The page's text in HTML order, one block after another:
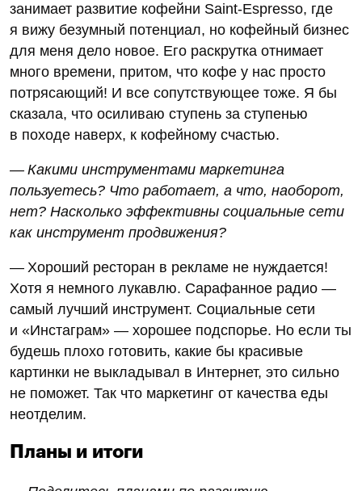
занимает развитие кофейни Saint-Espresso, где
я вижу безумный потенциал, но кофейный бизнес
для меня дело новое. Его раскрутка отнимает
много времени, притом, что кофе у нас просто
потрясающий! И все сопутствующее тоже. Я бы
сказала, что осиливаю ступень за ступенью
в походе наверх, к кофейному счастью.
— Какими инструментами маркетинга
пользуетесь? Что работает, а что, наоборот,
нет? Насколько эффективны социальные сети
как инструмент продвижения?
— Хороший ресторан в рекламе не нуждается!
Хотя я немного лукавлю. Сарафанное радио —
самый лучший инструмент. Социальные сети
и «Инстаграм» — хорошее подспорье. Но если ты
будешь плохо готовить, какие бы красивые
картинки не выкладывал в Интернет, это сильно
не поможет. Так что маркетинг от качества еды
неотделим.
Планы и итоги